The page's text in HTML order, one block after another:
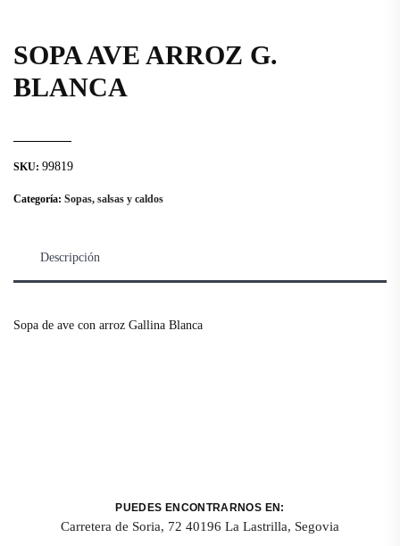
SOPA AVE ARROZ G.
BLANCA
SKU: 99819
Categoría: Sopas, salsas y caldos
Descripción
Sopa de ave con arroz Gallina Blanca
PUEDES ENCONTRARNOS EN:
Carretera de Soria, 72 40196 La Lastrilla, Segovia